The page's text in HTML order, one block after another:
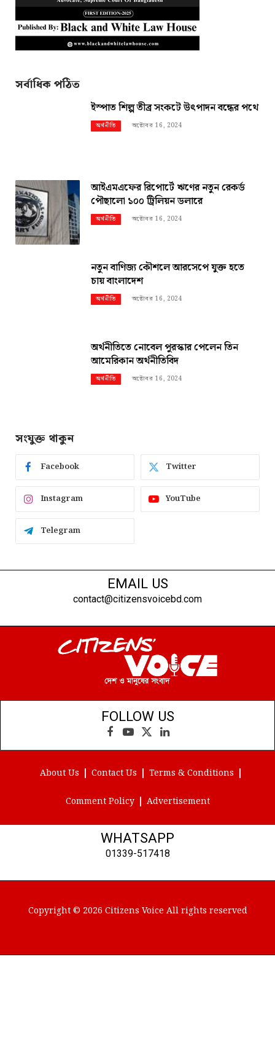
সর্বাধিক পঠিত
ইস্পাত শিল্প তীব্র সংকটে উৎপাদন বন্ধের পথে
অর্থনীতি অক্টোবর 16, 2024
আইএমএফের রিপোর্টে ঋণের নতুন রেকর্ড
পৌছালো ১০০ ট্রিলিয়ন ডলারে
অর্থনীতি অক্টোবর 16, 2024
নতুন বাণিজ্য কৌশলে আরসেপে যুক্ত হতে
চায় বাংলাদেশ
অর্থনীতি অক্টোবর 16, 2024
অর্থনীতিতে নোবেল পুরস্কার পেলেন তিন
আমেরিকান অর্থনীতিবিদ
অর্থনীতি অক্টোবর 16, 2024
সংযুক্ত থাকুন
Facebook Twitter
Instagram YouTube
Telegram
EMAIL US
contact@citizensvoicebd.com
FOLLOW US
Facebook
YouTube
X
(Twitter)
LinkedIn
About Us Contact Us Terms & Conditions
Comment Policy Advertisement
WHATSAPP
01339-517418
Copyright © 2026 Citizens Voice All rights reserved